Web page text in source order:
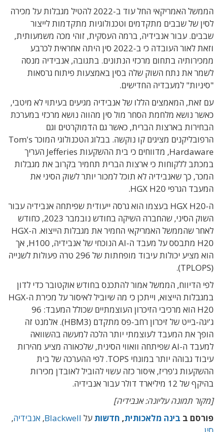
הממשל האמריקאי החל עוד ב-2022 להטיל מגבלות על מכירה
לסין של שבבים מתקדמים וטכנולוגיות מתקדמות לייצור
שבבים. עבור אנבידיה, ברמה העסקית, זוהי מכה משמעותית,
וזאת לאור העובדה כי ב-2022 סין היתה אחראית לכרבע
ממכירותיה בתחום מרכזי הנתונים. בתגובה, אנבידיה מנסה
לשמר את נתח השוק שלה בסין באמצעות פיתוח גרסאות
"סיניות" למעבדיה החדישים.
עם זאת, המאמצים הללו של אנבידיה מגיעים בעיתוי לא מיטבי,
כאשר נושא מלחמת הסחר מול סין מהווה נושא מרכזי במערכת
הבחירות בארצות הברית, כאשר גם הדמוקרטים וגם
הרפובליקנים מציגים קו נוקשה. בבלוג הטכנולוגי המוכר Tom's
Hardaware, מדווחים כי בית ההשקעות Jefferies העריך
במכתב ללקוחות כי ארצות הברית תחמיר בקרוב את מגבלות
המכר, כך שאנבידיה לא תוכל למכור יותר לשוק הסיני את
המעבד הגרפי HGX H20.
ה-HGX H20 בעצמו הוא גרסה ייעודית שפיתחה אנבידיה עבור
השוק הסיני, שהחברה השיקה בחודש נובמבר 2023, כחודש
לאחר שהממשל האמריקאי החמיר את מגבלות הייצוא. ה-HGX
H20 מתבסס על מעבד ה-AI הנוכחי של אנבידיה, H100, אך
הוא מציע יכולות עיבוד מופחתות של 296 טרה פעולות לשנייה
(TPLOPS).
לפי הדיווח, הממשל אמור להתכנס בחודש אוקטובר כדי לדון
במגבלות הייצוא, וייתכן כי מה שיוביל לאיסור על מכירת ה-HGX
H20 הוא מרכיבי הזיכרון העוצמתיים שכולל המעבד: 96
ג'יגה-בייט של זיכרון רחב-פס מתקדם (HBM3). אלמנט זה
הופך את המעבד לעוצמתי יותר הלכה למעשה בהשוואה
למעבד ה-AI שפיתחה וואווי הסינית, שלכאורה מציע מהירות
עיבוד גבוהה יותר במונחי TOPS. לפי ההערכה של בית
ההשקעות ג'פריז, איסור כזה עשוי להוביל לאובדן מכירות
בהיקף של 12 מיליארד דולר עבור אנבידיה.
[מקור תמונה עליונה: אנבידיה]
פורסם ב בינה מלאכותית, חדשות על Blackwell
, אנבידיה,